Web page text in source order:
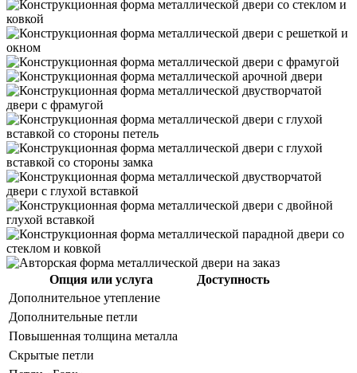
Опция или услуга
Доступность
Дополнительное утепление
Дополнительные петли
Повышенная толщина металла
Скрытые петли